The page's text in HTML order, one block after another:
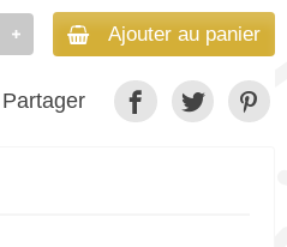
Ajouter au panier
Partager